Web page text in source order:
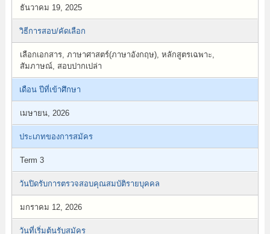
ธันวาคม 19, 2025
วิธีการสอบ/คัดเลือก
เลือกเอกสาร, ภาษาศาสตร์(ภาษาอังกฤษ), หลักสูตรเฉพาะ,
สัมภาษณ์, สอบปากเปล่า
เดือน ปีที่เข้าศึกษา
เมษายน, 2026
ประเภทของการสมัคร
Term 3
วันปิดรับการตรวจสอบคุณสมบัติรายบุคคล
มกราคม 12, 2026
วันที่เริ่มต้นรับสมัคร